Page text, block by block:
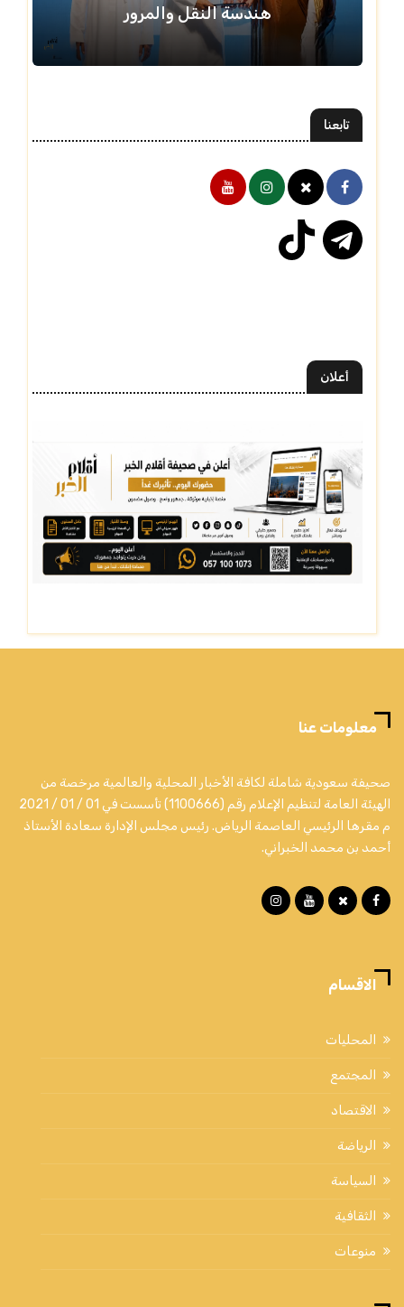
هندسة النقل والمرور
تابعنا
أعلان
معلومات عنا
صحيفة سعودية شاملة لكافة الأخبار المحلية والعالمية مرخصة من
الهيئة العامة لتنظيم الإعلام رقم (1100666) تأسست في 01 / 01 / 2021
م مقرها الرئيسي العاصمة الرياض. رئيس مجلس الإدارة سعادة الأستاذ
أحمد بن محمد الخبراني.
الاقسام
المحليات
المجتمع
الاقتصاد
الرياضة
السياسة
الثقافية
منوعات